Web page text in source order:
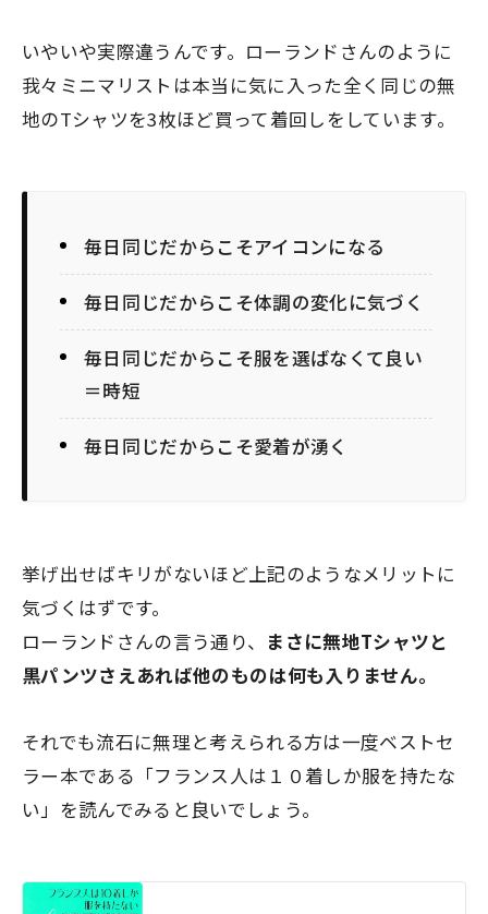
いやいや実際違うんです。ローランドさんのように
我々ミニマリストは本当に気に入った全く同じの無
地のTシャツを3枚ほど買って着回しをしています。
毎日同じだからこそアイコンになる
毎日同じだからこそ体調の変化に気づく
毎日同じだからこそ服を選ばなくて良い
＝時短
毎日同じだからこそ愛着が湧く
挙げ出せばキリがないほど上記のようなメリットに
気づくはずです。
ローランドさんの言う通り、 まさに無地Tシャツと
黒パンツさえあれば他のものは何も入りません。
それでも流石に無理と考えられる方は一度ベストセ
ラー本である「フランス人は１０着しか服を持たな
い」を読んでみると良いでしょう。